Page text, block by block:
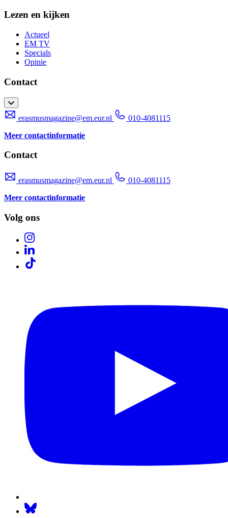
Lezen en kijken
Actueel
EM TV
Specials
Opinie
Contact
erasmusmagazine@em.eur.nl
010-4081115
Meer contactinformatie
Contact
erasmusmagazine@em.eur.nl
010-4081115
Meer contactinformatie
Volg ons